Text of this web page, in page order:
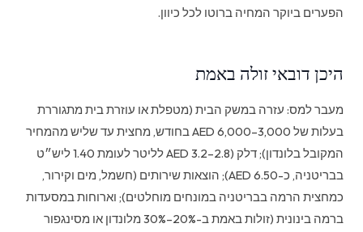
הפערים ביוקר המחיה ברוטו לכל כיוון.
היכן דובאי זולה באמת
מעבר למס: עזרה במשק הבית (מטפלת או עוזרת בית מתגוררת
בעלות של 3,000–6,000 AED בחודש, מחצית עד שליש מהמחיר
המקובל בלונדון); דלק (2.8–3.2 AED לליטר לעומת 1.40 ליש״ט
בבריטניה, כ-6.50 AED); הוצאות שירותים (חשמל, מים וקירור,
כמחצית הרמה בבריטניה במונחים מוחלטים); וארוחות במסעדות
ברמה בינונית (זולות באמת ב-20%–30% מלונדון או מסינגפור